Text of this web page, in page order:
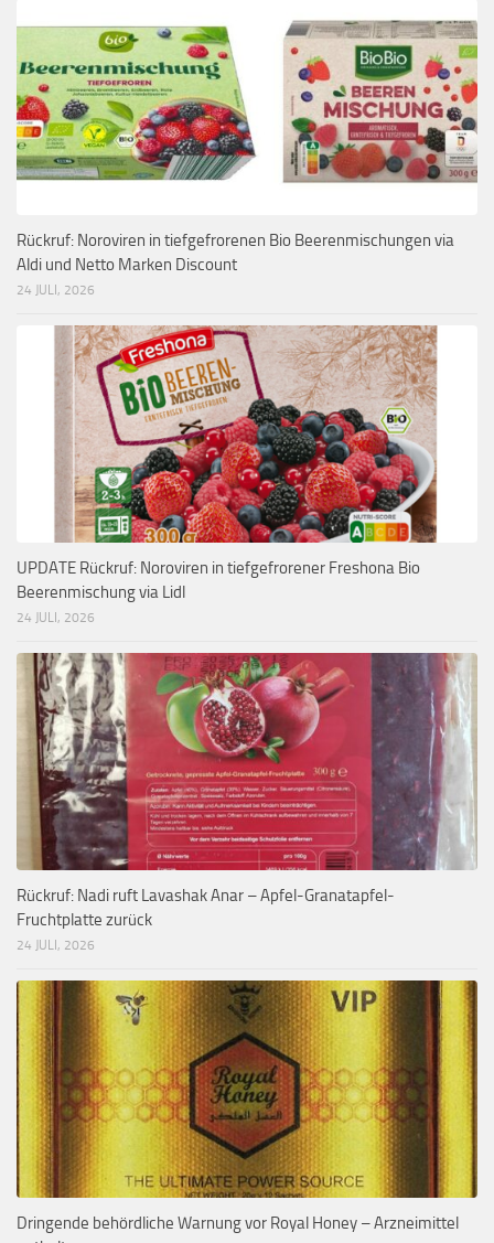
Rückruf: Noroviren in tiefgefrorenen Bio Beerenmischungen via
Aldi und Netto Marken Discount
24 JULI, 2026
UPDATE Rückruf: Noroviren in tiefgefrorener Freshona Bio
Beerenmischung via Lidl
24 JULI, 2026
Rückruf: Nadi ruft Lavashak Anar – Apfel-Granatapfel-
Fruchtplatte zurück
24 JULI, 2026
Dringende behördliche Warnung vor Royal Honey – Arzneimittel